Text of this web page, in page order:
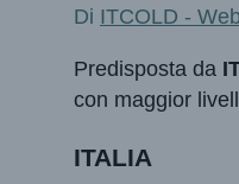
Di ITCOLD -
Predisposta da
con maggior
ITALIA